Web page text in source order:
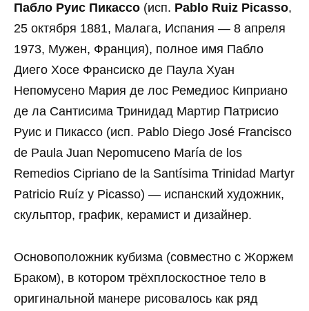
Пабло Руис Пикассо (исп. Pablo Ruiz Picasso,
25 октября 1881, Малага, Испания — 8 апреля
1973, Мужен, Франция), полное имя Пабло
Диего Хосе Франсиско де Паула Хуан
Непомусено Мария де лос Ремедиос Киприано
де ла Сантисима Тринидад Мартир Патрисио
Руис и Пикассо (исп. Pablo Diego José Francisco
de Paula Juan Nepomuceno María de los
Remedios Cipriano de la Santísima Trinidad Martyr
Patricio Ruíz y Picasso) — испанский художник,
скульптор, график, керамист и дизайнер.
Основоположник кубизма (совместно с Жоржем
Браком), в котором трёхплоскостное тело в
оригинальной манере рисовалось как ряд